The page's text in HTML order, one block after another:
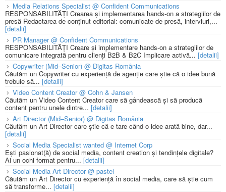
Media Relations Specialist @ Confident Communications
RESPONSABILITĂȚI Crearea și implementarea hands-on a strategiilor de
presă Redactarea de conținut editorial: comunicate de presă, interviuri,...
[detalii]
PR Manager @ Confident Communications
RESPONSABILITĂȚI Creare și implementare hands-on a strategiilor de
comunicare integrată pentru clienți B2B & B2C Implicare activă... [detalii]
Copywriter (Mid–Senior) @ Digitas România
Căutăm un Copywriter cu experiență de agenție care știe că o idee bună
trebuie să... [detalii]
Video Content Creator @ Cohn & Jansen
Căutăm un Video Content Creator care să gândească și să producă
content pentru unele dintre... [detalii]
Art Director (Mid–Senior) @ Digitas România
Căutăm un Art Director care știe că e tare când o idee arată bine, dar...
[detalii]
Social Media Specialist wanted @ Internet Corp
Ești pasionat(ă) de social media, content creation și tendințele digitale?
Ai un ochi format pentru... [detalii]
Social Media Art Director @ pastel
Căutăm un Art Director cu experiență în social media, care să știe cum
să transforme... [detalii]